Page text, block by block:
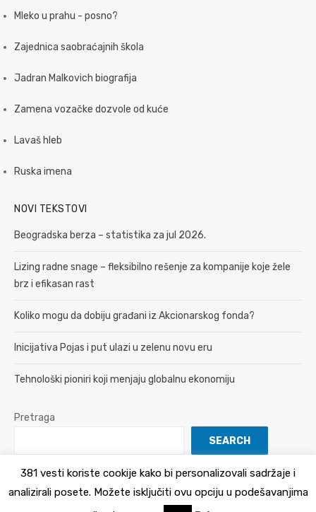
Mleko u prahu - posno?
Zajednica saobraćajnih škola
Jadran Malkovich biografija
Zamena vozačke dozvole od kuće
Lavaš hleb
Ruska imena
NOVI TEKSTOVI
Beogradska berza – statistika za jul 2026.
Lizing radne snage – fleksibilno rešenje za kompanije koje žele
brz i efikasan rast
Koliko mogu da dobiju građani iz Akcionarskog fonda?
Inicijativa Pojas i put ulazi u zelenu novu eru
Tehnološki pioniri koji menjaju globalnu ekonomiju
Pretraga
SEARCH
Politika Privatnosti
381 vesti koriste cookije kako bi personalizovali sadržaje i
analizirali posete. Možete isključiti ovu opciju u podešavanjima